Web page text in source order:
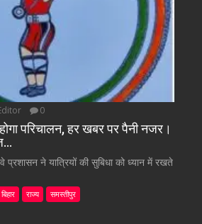
0
परिचालन, हर खबर पर पैनी नजर।
प्रशासन ने यात्रियों की सुबिधा को ध्यान में रखते
बिहार राज्य समस्तीपुर